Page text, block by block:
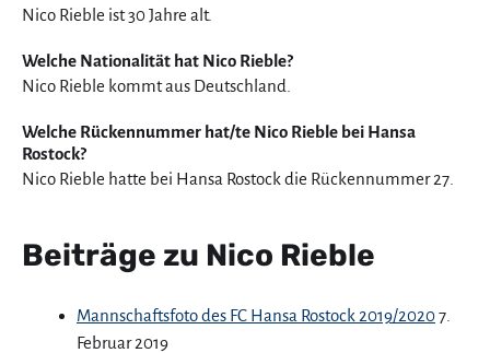
Nico Rieble ist 30 Jahre alt.
Welche Nationalität hat Nico Rieble?
Nico Rieble kommt aus Deutschland.
Welche Rückennummer hat/te Nico Rieble bei Hansa
Rostock?
Nico Rieble hatte bei Hansa Rostock die Rückennummer 27.
Beiträge zu Nico Rieble
Mannschaftsfoto des FC Hansa Rostock 2019/20207.
Februar 2019